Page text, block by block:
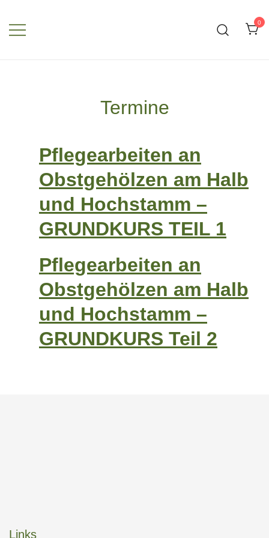
Inhalt
springen
0
Termine
Pflegearbeiten an
Obstgehölzen am Halb
und Hochstamm –
GRUNDKURS TEIL 1
Pflegearbeiten an
Obstgehölzen am Halb
und Hochstamm –
GRUNDKURS Teil 2
Links